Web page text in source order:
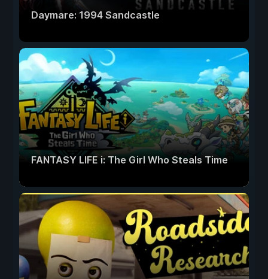
Daymare: 1994 Sandcastle
FANTASY LIFE i: The Girl Who Steals Time